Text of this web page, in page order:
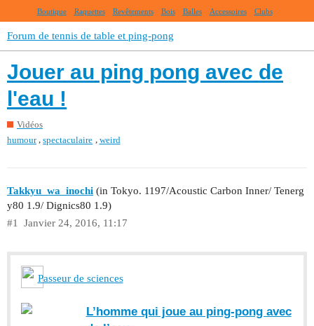
Boutique Raquettes Revêtements Bois Balles Accessoires Clubs
Forum de tennis de table et ping-pong
Jouer au ping pong avec de
l'eau !
Vidéos
humour ,spectaculaire weird
Takkyu_wa_inochi (in Tokyo. 1197/Acoustic Carbon Inner/ Tenerg
y80 1.9/ Dignics80 1.9)
Janvier 24, 2016, 11:17
#1
Passeur de sciences
L’homme qui joue au ping-pong avec